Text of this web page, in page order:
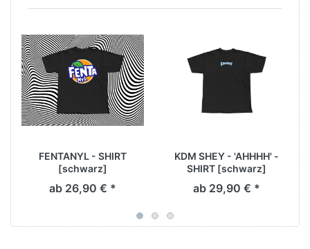
FENTANYL - SHIRT
[schwarz]
ab 26,90 € *
KDM SHEY - 'AHHHH' -
SHIRT [schwarz]
ab 29,90 € *